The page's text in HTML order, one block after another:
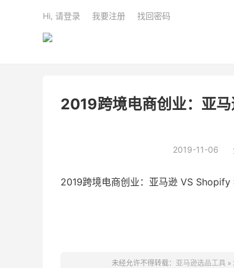
Hi, 请登录 我要注册 找回密码
2019跨境电商创业：亚
2019-11-06
2019跨境电商创业：亚马逊 VS Shopify
未经允许不得转载： 亚马逊选品工具 »